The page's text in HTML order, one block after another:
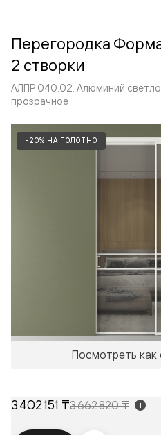
алюминиевых перегородок
со стеновыми панелями
Перегородка
2 створки
АЛПР 040.02. Алюминий
прозрачное
-20% НА ПОЛОТНО
Посмотреть как
3 402 151 ₸3 662 820 ₸ i